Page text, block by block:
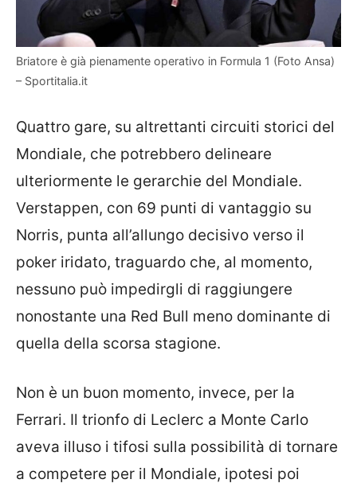
Briatore è già pienamente operativo in Formula 1 (Foto Ansa)
– Sportitalia.it
Quattro gare, su altrettanti circuiti storici del
Mondiale, che potrebbero delineare
ulteriormente le gerarchie del Mondiale.
Verstappen, con 69 punti di vantaggio su
Norris, punta all’allungo decisivo verso il
poker iridato, traguardo che, al momento,
nessuno può impedirgli di raggiungere
nonostante una Red Bull meno dominante di
quella della scorsa stagione.
Non è un buon momento, invece, per la
Ferrari. Il trionfo di Leclerc a Monte Carlo
aveva illuso i tifosi sulla possibilità di tornare
a competere per il Mondiale, ipotesi poi